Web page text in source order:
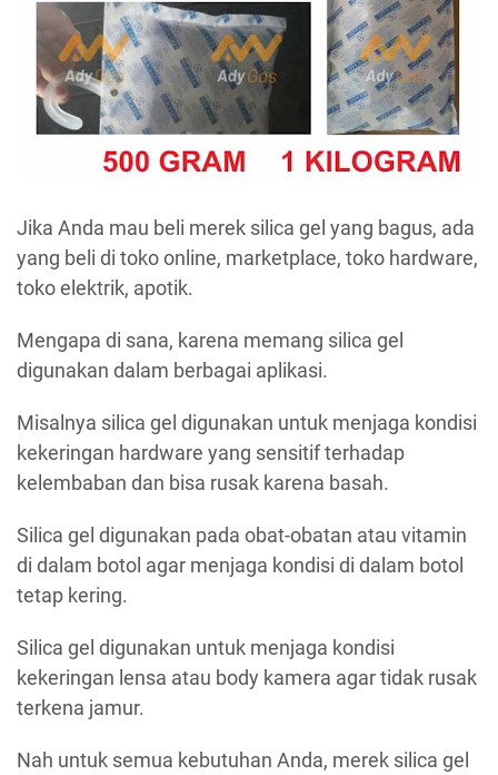
Jika Anda mau beli merek silica gel yang bagus, ada
yang beli di toko online, marketplace, toko hardware,
toko elektrik, apotik.
Mengapa di sana, karena memang silica gel
digunakan dalam berbagai aplikasi.
Misalnya silica gel digunakan untuk menjaga kondisi
kekeringan hardware yang sensitif terhadap
kelembaban dan bisa rusak karena basah.
Silica gel digunakan pada obat-obatan atau vitamin
di dalam botol agar menjaga kondisi di dalam botol
tetap kering.
Silica gel digunakan untuk menjaga kondisi
kekeringan lensa atau body kamera agar tidak rusak
terkena jamur.
Nah untuk semua kebutuhan Anda, merek silica gel